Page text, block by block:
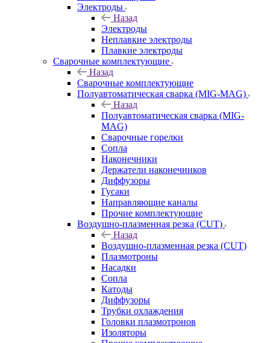
Электроды
Назад
Электроды
Неплавкие электроды
Плавкие электроды
Сварочные комплектующие
Назад
Сварочные комплектующие
Полуавтоматическая сварка (MIG-MAG)
Назад
Полуавтоматическая сварка (MIG-
MAG)
Сварочные горелки
Сопла
Наконечники
Держатели наконечников
Диффузоры
Гусаки
Направляющие каналы
Прочие комплектующие
Воздушно-плазменная резка (CUT)
Назад
Воздушно-плазменная резка (CUT)
Плазмотроны
Насадки
Сопла
Катоды
Диффузоры
Трубки охлаждения
Головки плазмотронов
Изоляторы